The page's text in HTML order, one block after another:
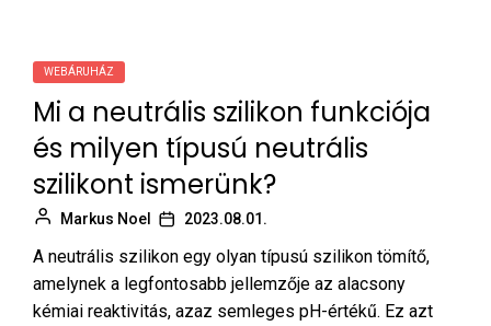
WEBÁRUHÁZ
Mi a neutrális szilikon funkciója
és milyen típusú neutrális
szilikont ismerünk?
Markus Noel 2023.08.01.
A neutrális szilikon egy olyan típusú szilikon tömítő,
amelynek a legfontosabb jellemzője az alacsony
kémiai reaktivitás, azaz semleges pH-értékű. Ez azt